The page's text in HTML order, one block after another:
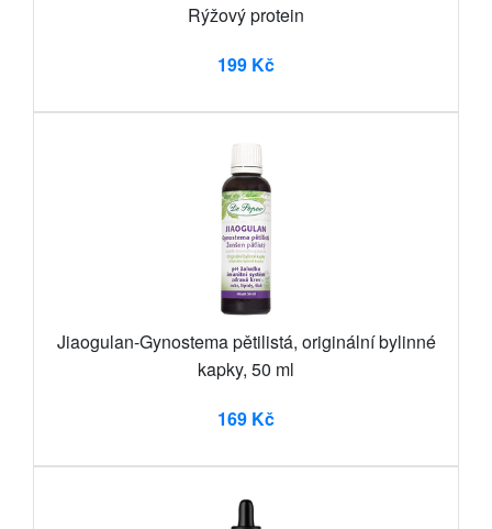
Rýžový protein
199 Kč
Jiaogulan-Gynostema pětilistá, originální bylinné
kapky, 50 ml
169 Kč